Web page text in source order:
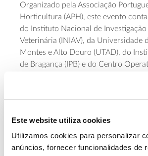
Este website utiliza cookies
Utilizamos cookies para personalizar
anúncios, fornecer funcionalidades de
Organizado pela Associação
Horticultura (APH), este evento
do Instituto Nacional de Investigação
Veterinária (INIAV), da Universidade
Montes e Alto Douro (UTAD), do
de Bragança (IPB) e do Centro
Simpósio Nacional de Olivicultura
difundir os progressos recentes e o
sector e promover a discussão e
os diversos agentes desta fileira. A
feita noformulário, com preços a